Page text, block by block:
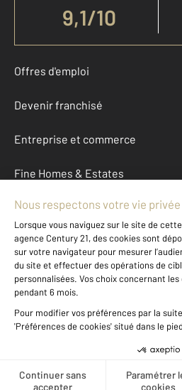
9,1/10
Offres d'emploi
Devenir franchisé
Entreprise et commerce
Fine Homes & Estates
À propos
International
Nous contacter
Données
Gestionnaire des